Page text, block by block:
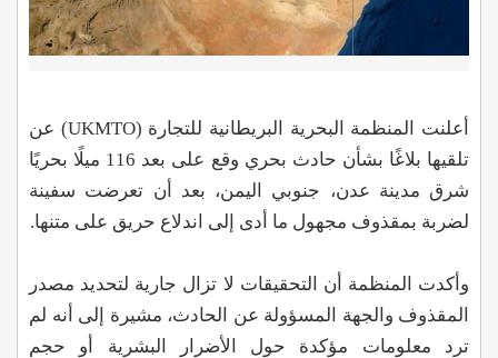
أعلنت المنظمة البحرية البريطانية للتجارة (UKMTO) عن
تلقيها بلاغًا بشأن حادث بحري وقع على بعد 116 ميلًا بحريًا
شرق مدينة عدن، جنوبي اليمن، بعد أن تعرضت سفينة
لضربة بمقذوف مجهول ما أدى إلى اندلاع حريق على متنها.
وأكدت المنظمة أن التحقيقات لا تزال جارية لتحديد مصدر
المقذوف والجهة المسؤولة عن الحادث، مشيرة إلى أنه لم
ترد معلومات مؤكدة حول الأضرار البشرية أو حجم